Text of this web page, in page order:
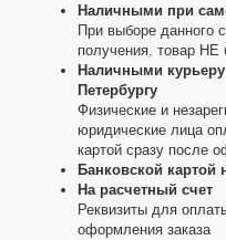
Наличными при
При выборе данного
получения, товар НЕ
Наличными курьеру
Петербургу
Физические и
юридические лица
картой сразу после
Банковской картой
На расчетный счет
Реквизиты для
оформления заказа